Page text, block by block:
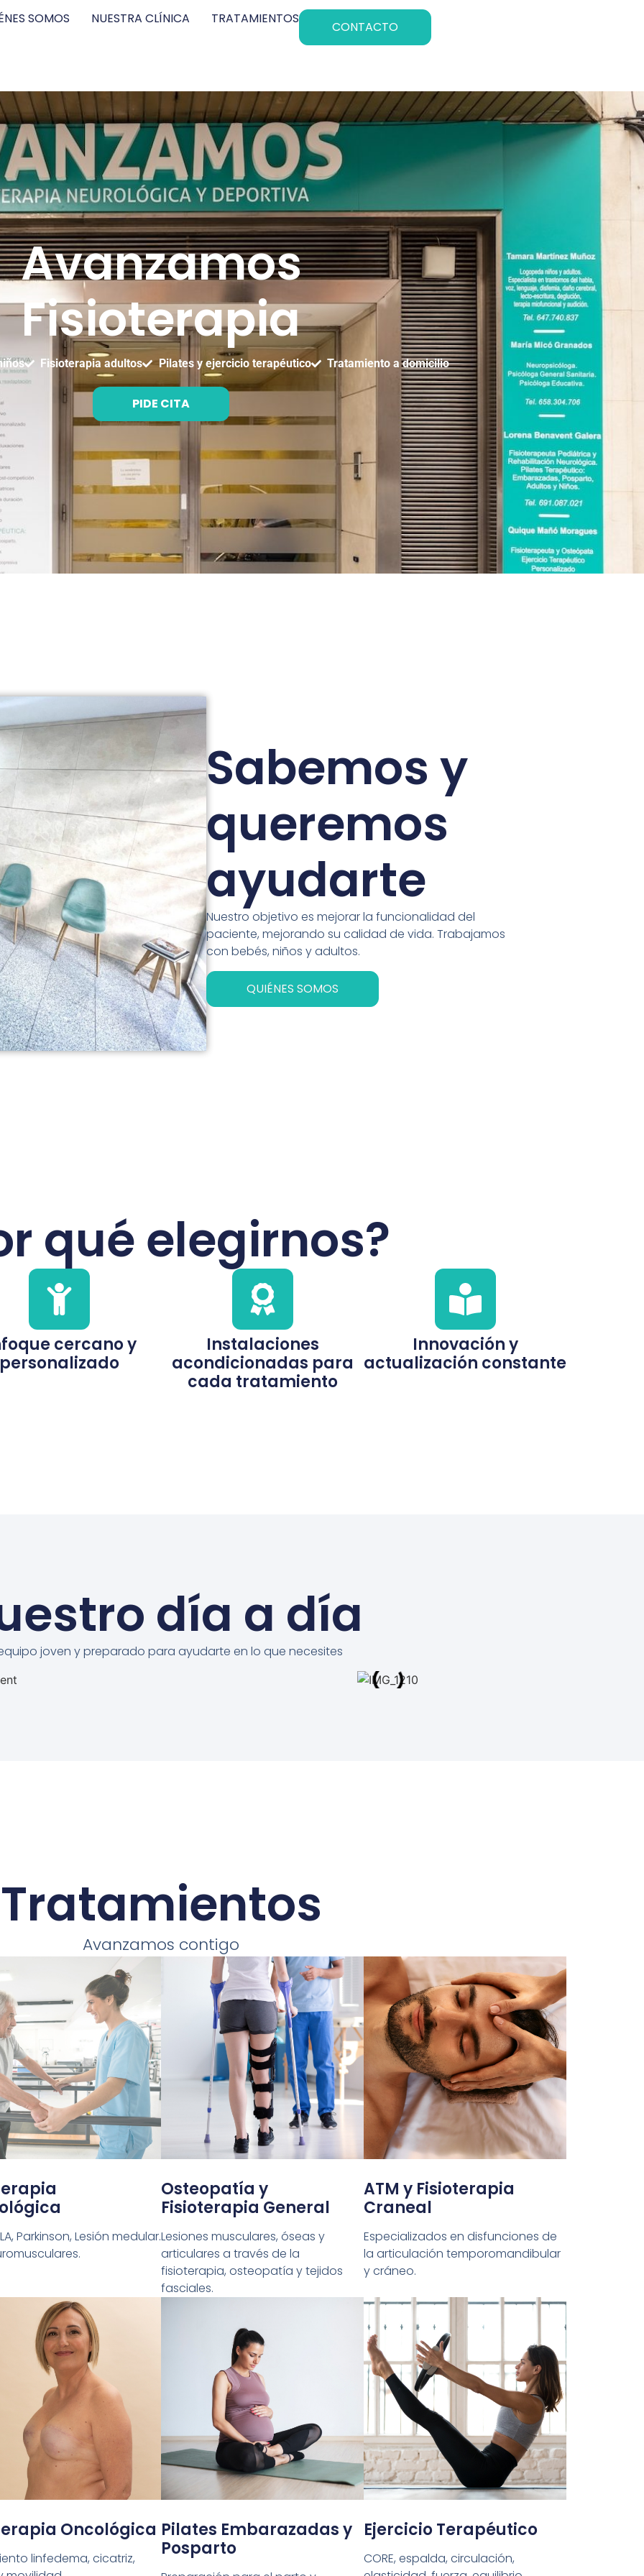
SOMOS NUESTRA CLÍNICA TRATAMIENTOS
CONTACTO
Avanzamos
Fisioterapia
Fisioterapia adultos Pilates y ejercicio terapéutico Tratamiento a domicilio
PIDE CITA
Sabemos y
queremos
ayudarte
Nuestro objetivo es mejorar la funcionalidad del
paciente, mejorando su calidad de vida. Trabajamos
con bebés, niños y adultos.
QUIÉNES SOMOS
qué elegirnos?
cercano y
personalizado
Instalaciones
acondicionadas para
cada tratamiento
Innovación y
actualización constante
día a día
joven y preparado para ayudarte en lo que necesites
Tratamientos
Avanzamos contigo
Parkinson, Lesión medular.
Osteopatía y
Fisioterapia General
Lesiones musculares, óseas y
articulares a través de la
fisioterapia, osteopatía y tejidos
fasciales.
ATM y Fisioterapia
Craneal
Especializados en disfunciones de
la articulación temporomandibular
y cráneo.
Oncológica
linfedema, cicatriz,
Pilates Embarazadas y
Posparto
Ejercicio Terapéutico
CORE, espalda, circulación,